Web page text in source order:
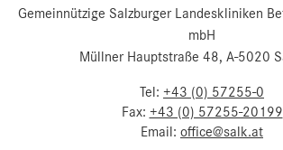
Gemeinnützige Salzburger Landeskliniken
mbH
Müllner Hauptstraße 48, A-5020
Tel: +43 (0) 57255-0
Fax: +43 (0) 57255-20199
Email: office@salk.at